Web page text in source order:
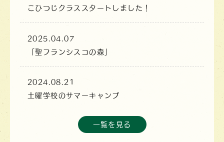
一覧を見る
こひつじクラススタートしました！
2025.04.07
「聖フランシスコの森」
2024.08.21
土曜学校のサマーキャンプ